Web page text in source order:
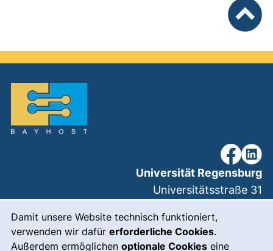
Damit unsere Website technisch funktioniert,
verwenden wir dafür erforderliche Cookies.
Außerdem ermöglichen optionale Cookies eine
unsere
Universität Regensburg
Universitätsstraße 31